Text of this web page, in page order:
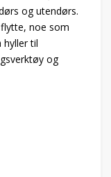
og utendørs.
noe som
hyller til
og